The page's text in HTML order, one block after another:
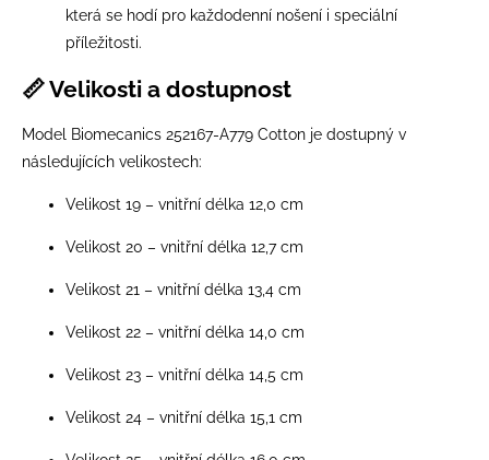
která se hodí pro každodenní nošení i speciální
příležitosti.
📏 Velikosti a dostupnost
Model Biomecanics 252167-A779 Cotton je dostupný v
následujících velikostech:
Velikost 19 – vnitřní délka 12,0 cm
Velikost 20 – vnitřní délka 12,7 cm
Velikost 21 – vnitřní délka 13,4 cm
Velikost 22 – vnitřní délka 14,0 cm
Velikost 23 – vnitřní délka 14,5 cm
Velikost 24 – vnitřní délka 15,1 cm